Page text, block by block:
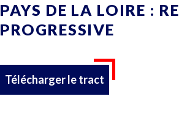
PAYS DE LA LOIRE :
PROGRESSIVE
Télécharger le tract